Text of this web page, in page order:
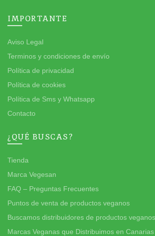
IMPORTANTE
Aviso Legal
Terminos y condiciones de envío
Política de privacidad
Política de cookies
Política de Sms y Whatsapp
Contacto
¿QUÉ BUSCAS?
Tienda
Marca Vegesan
FAQ – Preguntas Frecuentes
Puntos de venta de productos veganos
Buscamos distribuidores de productos veganos
Marcas Veganas que Distribuimos en Canarias